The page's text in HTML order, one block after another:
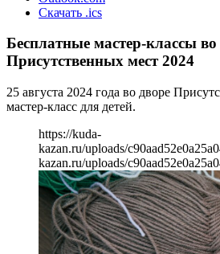
Скачать .ics
Бесплатные мастер-классы во
Присутственных мест 2024
25 августа 2024 года во дворе
мастер-класс для детей.
https://kuda-
kazan.ru/uploads/
kazan.ru/uploads/